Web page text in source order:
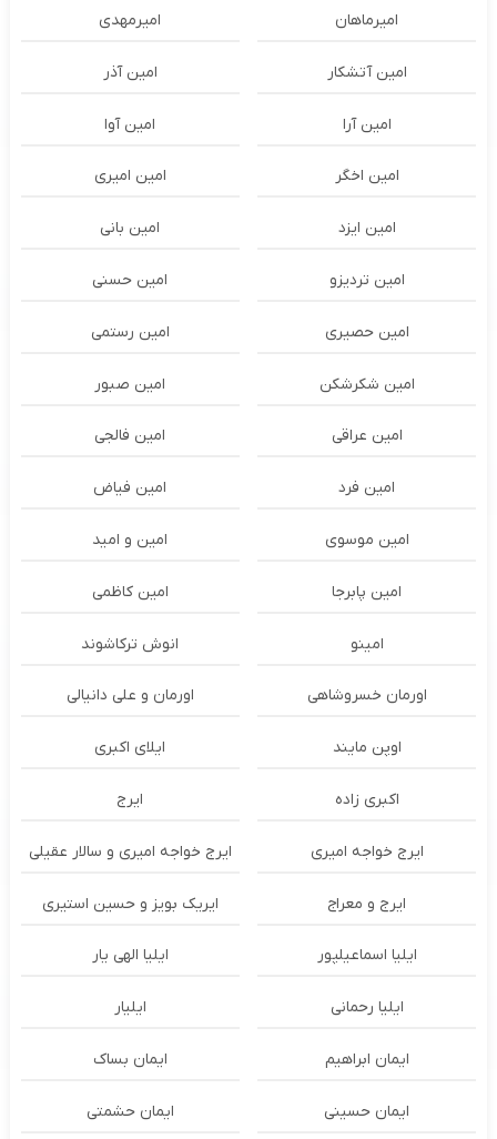
امیرماهان امیرمهدی
امین آتشکار امین آذر
امین آرا امین آوا
امین اخگر امین امیری
امین ایزد امین بانی
امین تردیزو امین حسنی
امین حصیری امین رستمی
امین شکرشکن امین صبور
امین عراقی امین فالجی
امین فرد امین فیاض
امین موسوی امین و امید
امین پابرجا امین کاظمی
امینو انوش ترکاشوند
اورمان خسروشاهی اورمان و علی دانیالی
اوپن مایند ايلاى اكبرى
اکبری زاده ایرج
ایرج خواجه امیری ایرج خواجه امیری و سالار عقیلی
ایرج و معراج ایریک بویز و حسین استیری
ایلیا اسماعیلپور ایلیا الهی یار
ایلیا رحمانی ایلیار
ایمان ابراهیم ایمان بساک
ایمان حسینی ایمان حشمتی